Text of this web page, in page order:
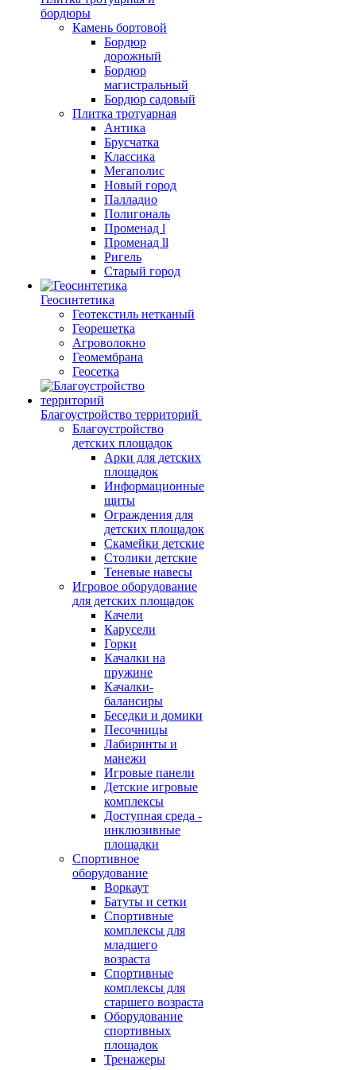
бордюры
Камень бортовой
Бордюр
дорожный
Бордюр
магистральный
Бордюр садовый
Плитка тротуарная
Антика
Брусчатка
Классика
Мегаполис
Новый город
Палладио
Полигональ
Променад l
Променад ll
Ригель
Старый город
Геосинтетика
Геотекстиль нетканый
Георешетка
Агроволокно
Геомембрана
Геосетка
Благоустройство территорий
Благоустройство
детских площадок
Арки для детских
площадок
Информационные
щиты
Ограждения для
детских площадок
Скамейки детские
Столики детские
Теневые навесы
Игровое оборудование
для детских площадок
Качели
Карусели
Горки
Качалки на
пружине
Качалки-
балансиры
Беседки и домики
Песочницы
Лабиринты и
манежи
Игровые панели
Детские игровые
комплексы
Доступная среда -
инклюзивные
площадки
Спортивное
оборудование
Воркаут
Батуты и сетки
Спортивные
комплексы для
младшего
возраста
Спортивные
комплексы для
старшего возраста
Оборудование
спортивных
площадок
Тренажеры